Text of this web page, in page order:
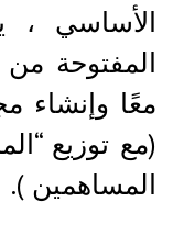
الأساسي ،
المفتوحة من
معًا وإنشاء
(مع توزيع
المساهمين ).